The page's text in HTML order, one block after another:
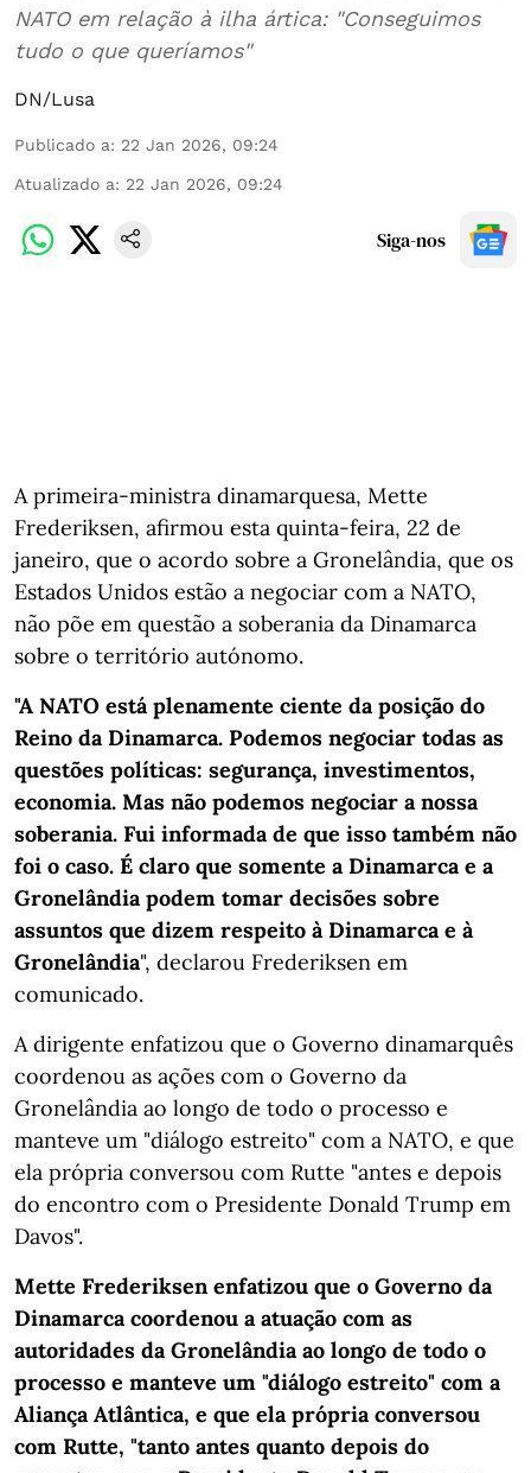
NATO em relação à ilha ártica: "Conseguimos
tudo o que queríamos"
DN/Lusa
Publicado a: 22 Jan 2026, 09:24
Atualizado a: 22 Jan 2026, 09:24
Siga-nos
A primeira-ministra dinamarquesa, Mette
Frederiksen, afirmou esta quinta-feira, 22 de
janeiro, que o acordo sobre a Gronelândia, que os
Estados Unidos estão a negociar com a NATO,
não põe em questão a soberania da Dinamarca
sobre o território autónomo.
"A NATO está plenamente ciente da posição do
Reino da Dinamarca. Podemos negociar todas as
questões políticas: segurança, investimentos,
economia. Mas não podemos negociar a nossa
soberania. Fui informada de que isso também não
foi o caso. É claro que somente a Dinamarca e a
Gronelândia podem tomar decisões sobre
assuntos que dizem respeito à Dinamarca e à
Gronelândia", declarou Frederiksen em
comunicado.
A dirigente enfatizou que o Governo dinamarquês
coordenou as ações com o Governo da
Gronelândia ao longo de todo o processo e
manteve um "diálogo estreito" com a NATO, e que
ela própria conversou com Rutte "antes e depois
do encontro com o Presidente Donald Trump em
Davos".
Mette Frederiksen enfatizou que o Governo da
Dinamarca coordenou a atuação com as
autoridades da Gronelândia ao longo de todo o
processo e manteve um "diálogo estreito" com a
Aliança Atlântica, e que ela própria conversou
com Rutte, "tanto antes quanto depois do